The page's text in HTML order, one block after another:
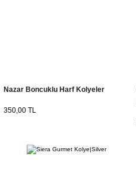
Nazar Boncuklu Harf Kolyeler
350,00 TL